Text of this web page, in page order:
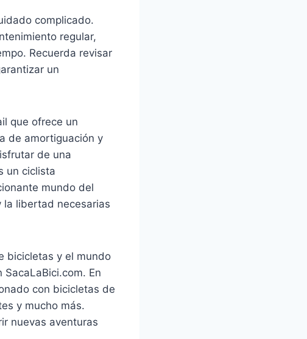
complicado.
regular,
Recuerda revisar
un
que ofrece un
de amortiguación y
de una
un ciclista
mundo del
libertad necesarias
bicicletas y el mundo
En
con bicicletas de
y mucho más.
nuevas aventuras